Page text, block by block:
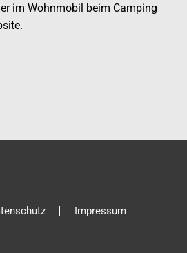
im Wohnmobil beim Camping
Impressum